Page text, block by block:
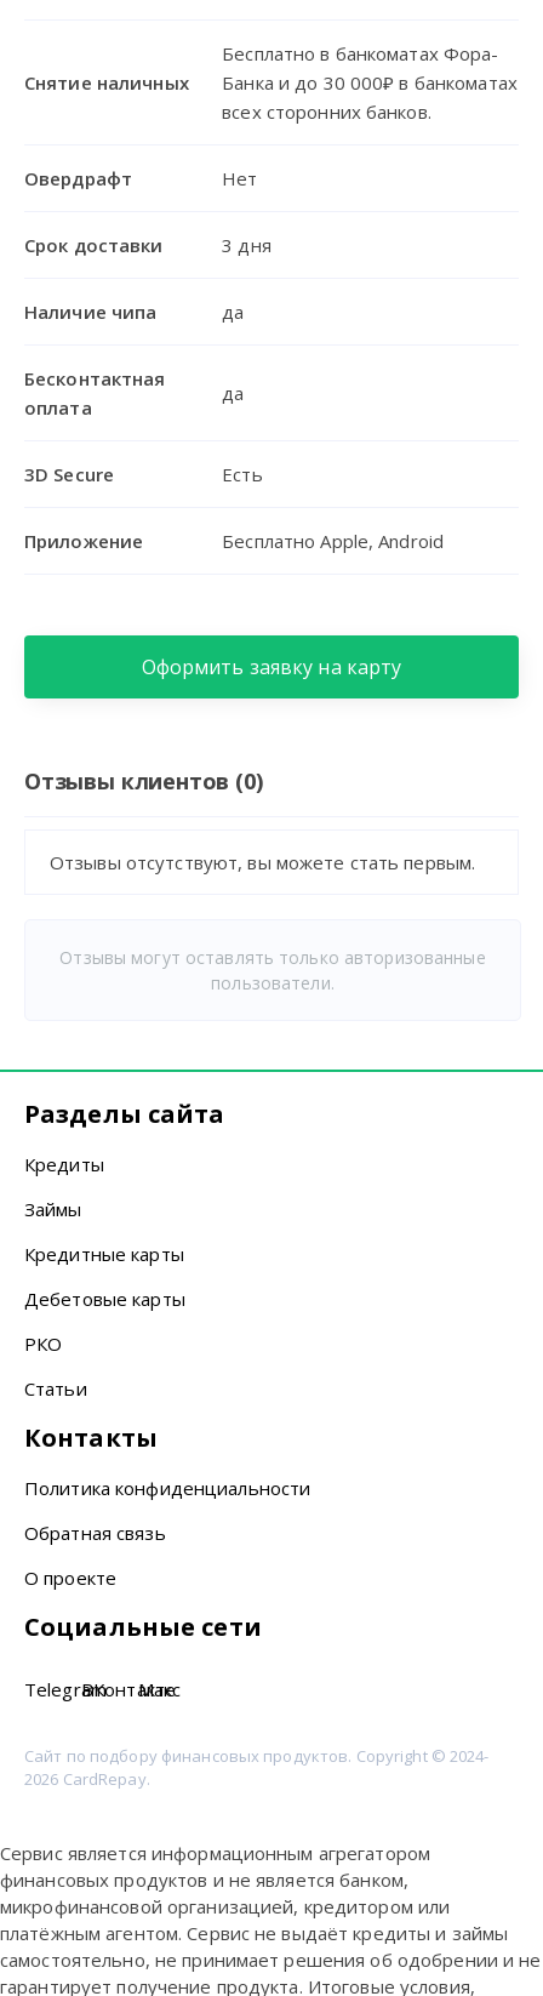
Снятие наличных
Бесплатно в банкоматах Фора-
Банка и до 30 000₽ в банкоматах
всех сторонних банков.
Овердрафт Нет
Срок доставки 3 дня
Наличие чипа да
Бесконтактная
оплата
да
3D Secure Есть
Приложение Бесплатно Apple, Android
Оформить заявку на карту
Отзывы клиентов (0)
Отзывы отсутствуют, вы можете стать первым.
Отзывы могут оставлять только авторизованные
пользователи.
Разделы сайта
Кредиты
Займы
Кредитные карты
Дебетовые карты
РКО
Статьи
Контакты
Политика конфиденциальности
Обратная связь
О проекте
Социальные сети
TelegramВКонтакте
Макс
Сайт по подбору финансовых продуктов. Copyright © 2024-
2026 CardRepay.
Сервис является информационным агрегатором
финансовых продуктов и не является банком,
микрофинансовой организацией, кредитором или
платёжным агентом. Сервис не выдаёт кредиты и займы
самостоятельно, не принимает решения об одобрении и не
гарантирует получение продукта. Итоговые условия,